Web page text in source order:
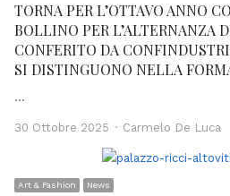
TORNA PER L’OTTAVO ANNO
BOLLINO PER L’ALTERNANZA
CONFERITO DA
SI DISTINGUONO NELLA
…
30 Ottobre 2025 Author
Carmelo De Luca
Art & Fashion News